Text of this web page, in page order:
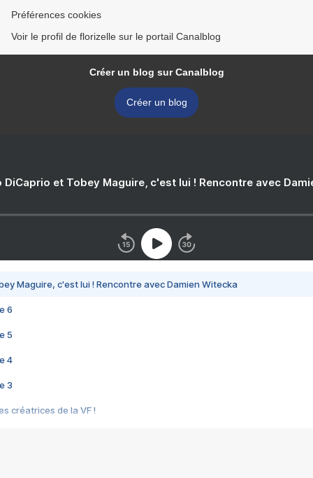
Préférences cookies
Voir le profil de florizelle sur le portail Canalblog
Créer un blog sur Canalblog
Créer un blog
DiCaprio et Tobey Maguire, c'est lui ! Rencontre avec
Maguire, c'est lui ! Rencontre avec Damien Witecka
6
5
4
3
créatrices de la VF !